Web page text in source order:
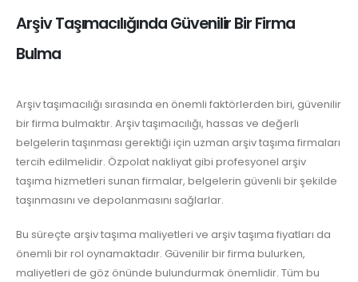
Arşiv Taşımacılığında Güvenilir Bir Firma
Bulma
Arşiv taşımacılığı sırasında en önemli faktörlerden biri, güvenilir
bir firma bulmaktır. Arşiv taşımacılığı, hassas ve değerli
belgelerin taşınması gerektiği için uzman arşiv taşıma firmaları
tercih edilmelidir. Özpolat nakliyat gibi profesyonel arşiv
taşıma hizmetleri sunan firmalar, belgelerin güvenli bir şekilde
taşınmasını ve depolanmasını sağlarlar.
Bu süreçte arşiv taşıma maliyetleri ve arşiv taşıma fiyatları da
önemli bir rol oynamaktadır. Güvenilir bir firma bulurken,
maliyetleri de göz önünde bulundurmak önemlidir. Tüm bu